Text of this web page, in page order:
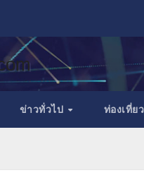
ข่าวทั่วไป ท่องเที่ยว